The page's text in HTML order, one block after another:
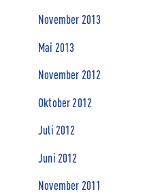
November 2013
Mai 2013
November 2012
Oktober 2012
Juli 2012
Juni 2012
November 2011